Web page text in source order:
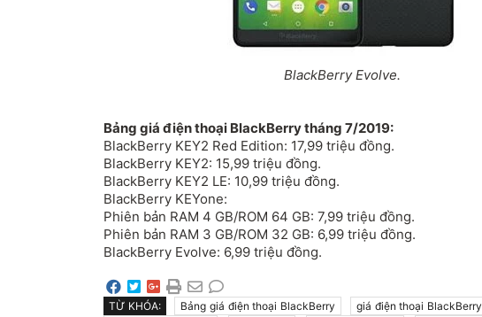
BlackBerry Evolve.
Bảng giá điện thoại BlackBerry tháng 7/2019:
BlackBerry KEY2 Red Edition: 17,99 triệu đồng.
BlackBerry KEY2: 15,99 triệu đồng.
BlackBerry KEY2 LE: 10,99 triệu đồng.
BlackBerry KEYone:
Phiên bản RAM 4 GB/ROM 64 GB: 7,99 triệu đồng.
Phiên bản RAM 3 GB/ROM 32 GB: 6,99 triệu đồng.
BlackBerry Evolve: 6,99 triệu đồng.
TỪ KHÓA: Bảng giá điện thoại BlackBerry giá điện thoại BlackBerry